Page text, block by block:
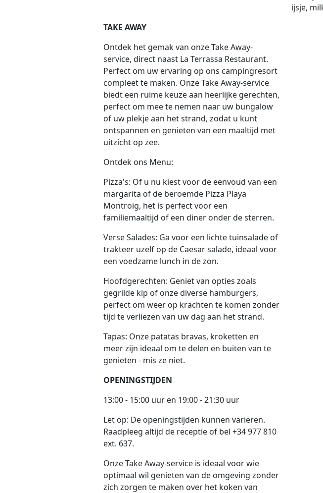
ijsje,
TAKE AWAY
Ontdek het gemak van onze Take Away-
service, direct naast La Terrassa Restaurant.
Perfect om uw ervaring op ons campingresort
compleet te maken. Onze Take Away-service
biedt een ruime keuze aan heerlijke gerechten,
perfect om mee te nemen naar uw bungalow
of uw plekje aan het strand, zodat u kunt
ontspannen en genieten van een maaltijd met
uitzicht op zee.
Ontdek ons Menu:
Pizza's: Of u nu kiest voor de eenvoud van een
margarita of de beroemde Pizza Playa
Montroig, het is perfect voor een
familiemaaltijd of een diner onder de sterren.
Verse Salades: Ga voor een lichte tuinsalade of
trakteer uzelf op de Caesar salade, ideaal voor
een voedzame lunch in de zon.
Hoofdgerechten: Geniet van opties zoals
gegrilde kip of onze diverse hamburgers,
perfect om weer op krachten te komen zonder
tijd te verliezen van uw dag aan het strand.
Tapas: Onze patatas bravas, kroketten en
meer zijn ideaal om te delen en buiten van te
genieten - mis ze niet.
OPENINGSTIJDEN
13:00 - 15:00 uur en 19:00 - 21:30 uur
Let op: De openingstijden kunnen variëren.
Raadpleeg altijd de receptie of bel +34 977 810
ext. 637.
Onze Take Away-service is ideaal voor wie
optimaal wil genieten van de omgeving zonder
zich zorgen te maken over het koken van